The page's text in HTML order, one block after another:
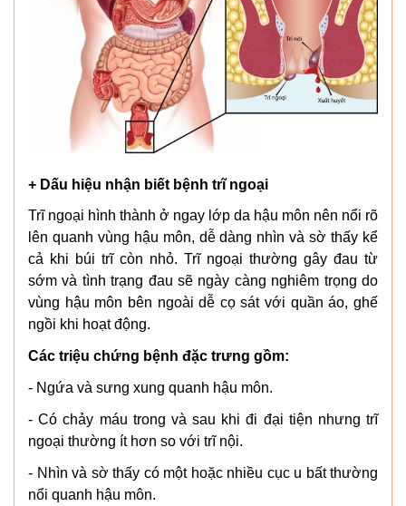
+ Dấu hiệu nhận biết bệnh trĩ ngoại
Trĩ ngoại hình thành ở ngay lớp da hậu môn nên nổi rõ
lên quanh vùng hậu môn, dễ dàng nhìn và sờ thấy kể
cả khi búi trĩ còn nhỏ. Trĩ ngoại thường gây đau từ
sớm và tình trạng đau sẽ ngày càng nghiêm trọng do
vùng hậu môn bên ngoài dễ cọ sát với quần áo, ghế
ngồi khi hoạt động.
Các triệu chứng bệnh đặc trưng gồm:
- Ngứa và sưng xung quanh hậu môn.
- Có chảy máu trong và sau khi đi đại tiện nhưng trĩ
ngoại thường ít hơn so với trĩ nội.
- Nhìn và sờ thấy có một hoặc nhiều cục u bất thường
nổi quanh hậu môn.